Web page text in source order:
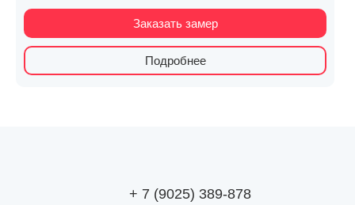
Заказать замер
Подробнее
+ 7 (9025) 389-878